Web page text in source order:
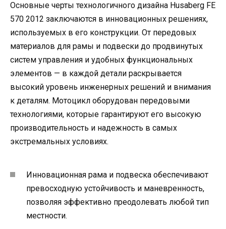
Основные черты технологичного дизайна Husaberg FE
570 2012 заключаются в инновационных решениях,
используемых в его конструкции. От передовых
материалов для рамы и подвески до продвинутых
систем управления и удобных функциональных
элементов — в каждой детали раскрывается
высокий уровень инженерных решений и внимания
к деталям. Мотоцикл оборудован передовыми
технологиями, которые гарантируют его высокую
производительность и надежность в самых
экстремальных условиях.
Инновационная рама и подвеска обеспечивают
превосходную устойчивость и маневренность,
позволяя эффективно преодолевать любой тип
местности.